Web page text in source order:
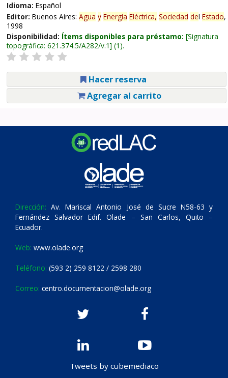
Idioma: Español
Editor: Buenos Aires: Agua y Energía Eléctrica, Sociedad del Estado,
1998
Disponibilidad: Ítems disponibles para préstamo: Signatura
topográfica: 621.374.5/A282/v.1 (1).
Hacer reserva
Agregar al carrito
Dirección: Av. Mariscal Antonio José de Sucre N58-63 y
Fernández Salvador Edif. Olade – San Carlos, Quito –
Ecuador.
Web: www.olade.org
Teléfono: (593 2) 259 8122 / 2598 280
Correo: centro.documentacion@olade.org
Tweets by cubemediaco